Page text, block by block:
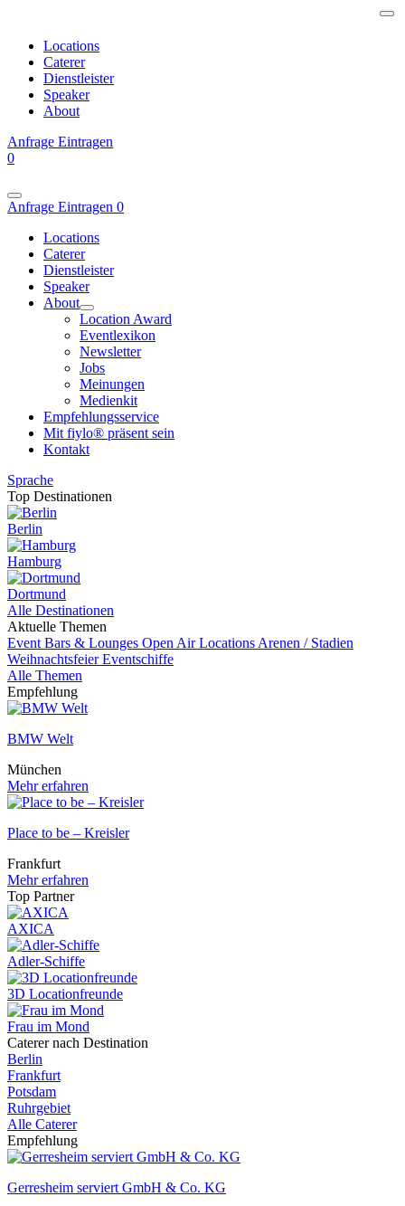
Locations
Caterer
Dienstleister
Speaker
About
Anfrage Eintragen
0
Anfrage Eintragen 0
Locations
Caterer
Dienstleister
Speaker
About
Location Award
Eventlexikon
Newsletter
Jobs
Meinungen
Medienkit
Empfehlungsservice
Mit fiylo® präsent sein
Kontakt
Sprache
Top Destinationen
Berlin
Hamburg
Dortmund
Alle Destinationen
Aktuelle Themen
Event Bars & Lounges Open Air Locations Arenen / Stadien
WeihnachtsfeierEventschiffe
Alle Themen
Empfehlung
BMW Welt
München
Mehr erfahren
Place to be – Kreisler
Frankfurt
Mehr erfahren
Top Partner
AXICA
Adler-Schiffe
3D Locationfreunde
Frau im Mond
Caterer nach Destination
Berlin
Frankfurt
Potsdam
Ruhrgebiet
Alle Caterer
Empfehlung
Gerresheim serviert GmbH & Co. KG